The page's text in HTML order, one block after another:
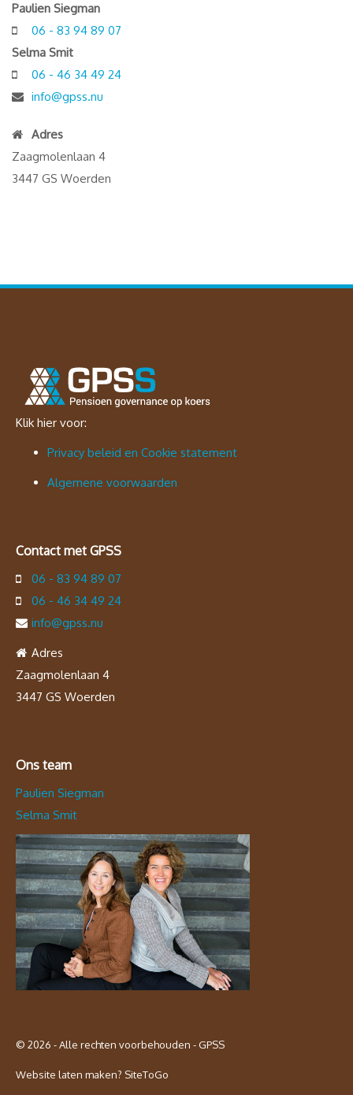
Paulien Siegman
06 - 83 94 89 07
Selma Smit
06 - 46 34 49 24
info@gpss.nu
Adres
Zaagmolenlaan 4
3447 GS Woerden
Klik hier voor:
Privacy beleid en Cookie statement
Algemene voorwaarden
Contact met GPSS
06 - 83 94 89 07
06 - 46 34 49 24
info@gpss.nu
Adres
Zaagmolenlaan 4
3447 GS Woerden
Ons team
Paulien Siegman
Selma Smit
© 2026 - Alle rechten voorbehouden - GPSS
Website laten maken? SiteToGo